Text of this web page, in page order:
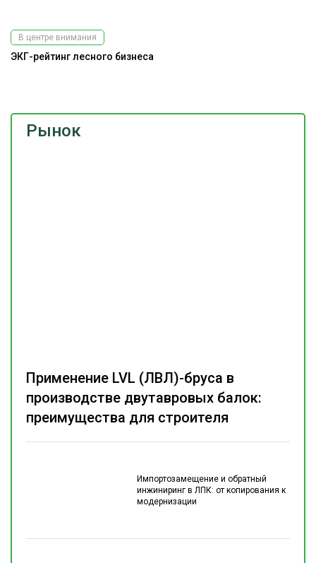
Рынок
Импортозамещение и обратный
инжиниринг в ЛПК: от копирования к
модернизации
Применение LVL (ЛВЛ)-бруса в
производстве двутавровых балок:
преимущества для строителя
В центре внимания
ЭКГ-рейтинг лесного бизнеса